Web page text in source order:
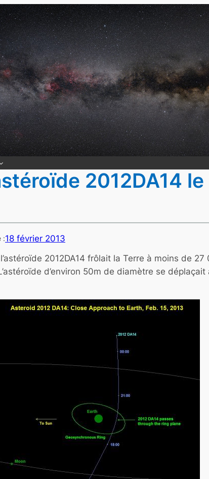
2012DA14
:18 février 2013
2012DA14 frôlait la Terre à moins de
d’environ 50m de diamètre se